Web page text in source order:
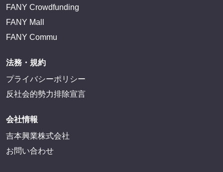
FANY Crowdfunding
FANY Mall
FANY Commu
法務・規約
プライバシーポリシー
反社会的勢力排除宣言
会社情報
吉本興業株式会社
お問い合わせ